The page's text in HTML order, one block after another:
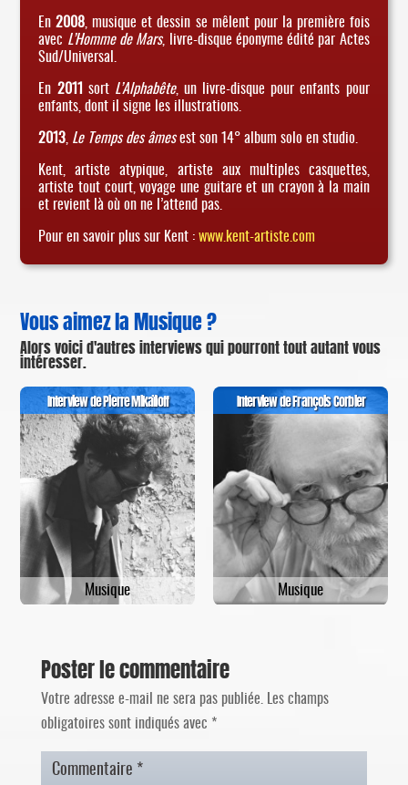
En2008 , musique et dessin se mêlent pour la première fois
avec L’Homme de Mars, livre-disque éponyme édité par Actes
Sud/Universal.
En 2011 sort L’Alphabête, un livre-disque pour enfants pour
enfants, dont il signe les illustrations.
2013 Le Temps des âmesest son 14° album solo en studio.
Kent, artiste atypique, artiste aux multiples casquettes,
artiste tout court, voyage une guitare et un crayon à la main
et revient là où on ne l’attend pas.
Pour en savoir plus sur Kent :www.kent-artiste.com
Vous aimez la Musique ?
Alors voici d'autres interviews qui pourront tout autant vous
intéresser.
Interview de Pierre Mikaïloff
Musique
Interview de François Corbier
Musique
Poster le commentaire
Votre adresse e-mail ne sera pas publiée.
Les champs
obligatoires sont indiqués avec *